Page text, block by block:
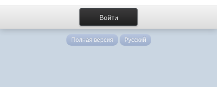
Полная версия Русский